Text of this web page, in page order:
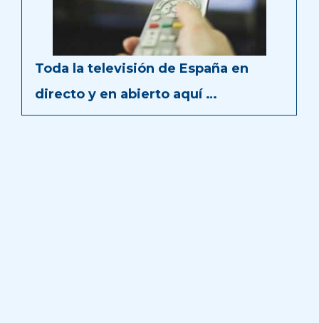
Toda la televisión de España en
directo y en abierto aquí …